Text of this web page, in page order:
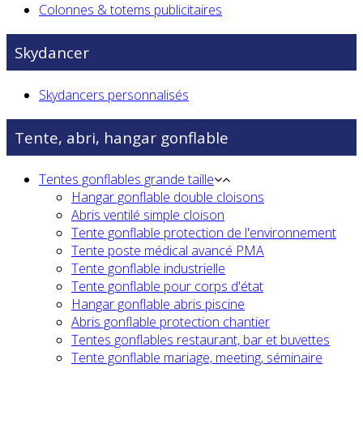
Colonnes & totems publicitaires
Skydancer
Skydancers personnalisés
Tente, abri, hangar gonflable
Tentes gonflables grande taille
Hangar gonflable double cloisons
Abris ventilé simple cloison
Tente gonflable protection de l'environnement
Tente poste médical avancé PMA
Tente gonflable industrielle
Tente gonflable pour corps d'état
Hangar gonflable abris piscine
Abris gonflable protection chantier
Tentes gonflables restaurant, bar et buvettes
Tente gonflable mariage, meeting, séminaire